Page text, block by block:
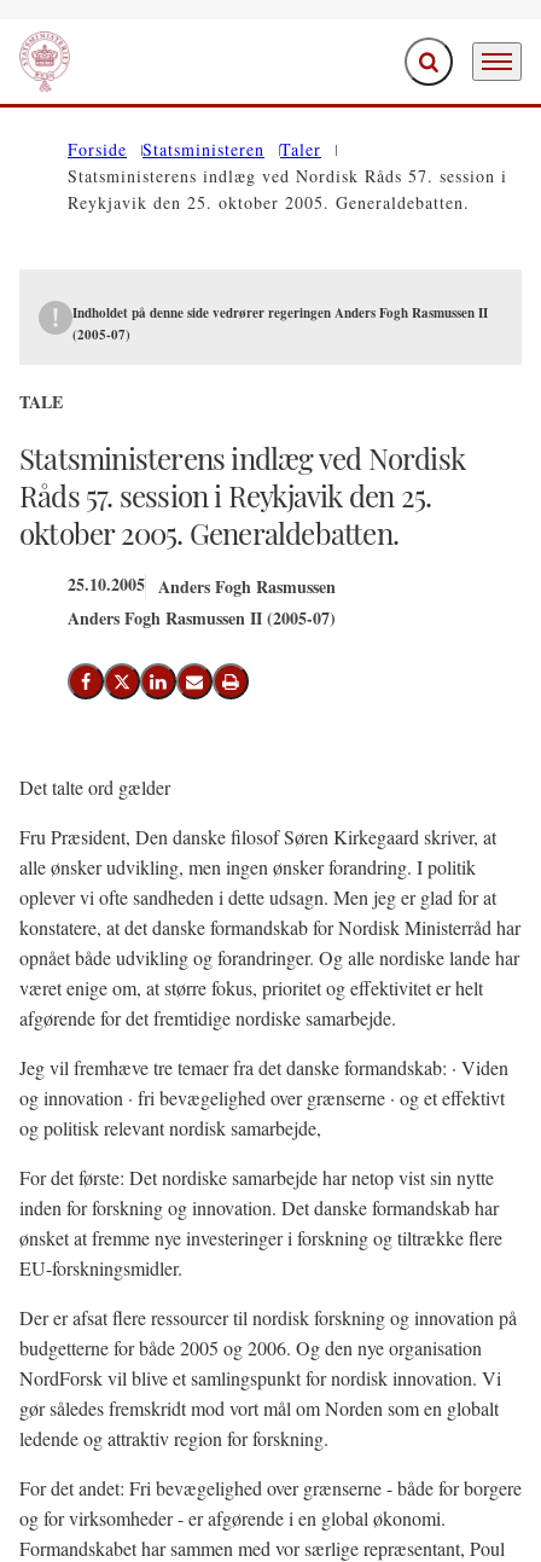
Gå til forsiden Fold søgefelt ud
Menu
Forside Statsministeren
Taler
Statsministerens indlæg ved Nordisk Råds 57. session i
Reykjavik den 25. oktober 2005. Generaldebatten.
Indholdet på denne side vedrører regeringen Anders Fogh Rasmussen II
(2005-07)
TALE
Statsministerens indlæg ved Nordisk
Råds 57. session i Reykjavik den 25.
oktober 2005. Generaldebatten.
25.10.2005 Anders Fogh Rasmussen
Anders Fogh Rasmussen II (2005-07)
Del på Facebook
Del på X (Twitter)
Del på LinkedIn
Send email
Print
Det talte ord gælder
Fru Præsident, Den danske filosof Søren Kirkegaard skriver, at
alle ønsker udvikling, men ingen ønsker forandring. I politik
oplever vi ofte sandheden i dette udsagn. Men jeg er glad for at
konstatere, at det danske formandskab for Nordisk Ministerråd har
opnået både udvikling og forandringer. Og alle nordiske lande har
været enige om, at større fokus, prioritet og effektivitet er helt
afgørende for det fremtidige nordiske samarbejde.
Jeg vil fremhæve tre temaer fra det danske formandskab: · Viden
og innovation · fri bevægelighed over grænserne · og et effektivt
og politisk relevant nordisk samarbejde,
For det første: Det nordiske samarbejde har netop vist sin nytte
inden for forskning og innovation. Det danske formandskab har
ønsket at fremme nye investeringer i forskning og tiltrække flere
EU-forskningsmidler.
Der er afsat flere ressourcer til nordisk forskning og innovation på
budgetterne for både 2005 og 2006. Og den nye organisation
NordForsk vil blive et samlingspunkt for nordisk innovation. Vi
gør således fremskridt mod vort mål om Norden som en globalt
ledende og attraktiv region for forskning.
For det andet: Fri bevægelighed over grænserne - både for borgere
og for virksomheder - er afgørende i en global økonomi.
Formandskabet har sammen med vor særlige repræsentant, Poul